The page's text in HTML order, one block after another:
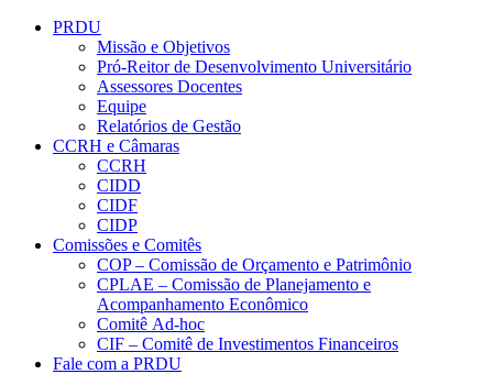
Conteúdo principal
PRDU
Missão e Objetivos
Pró-Reitor de Desenvolvimento Universitário
Assessores Docentes
Equipe
Relatórios de Gestão
CCRH e Câmaras
CCRH
CIDD
CIDF
CIDP
Comissões e Comitês
COP – Comissão de Orçamento e Patrimônio
CPLAE – Comissão de Planejamento e
Acompanhamento Econômico
Comitê Ad-hoc
CIF – Comitê de Investimentos Financeiros
Fale com a PRDU